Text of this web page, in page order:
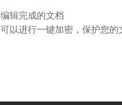
编辑完成的文档
可以进行一键加密，保护您的